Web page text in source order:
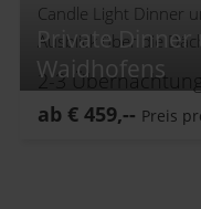
Private Dinner
Waidhofens
Candle Light Dinner
Ausblick über die
2-3
ab € 459,-- Preis